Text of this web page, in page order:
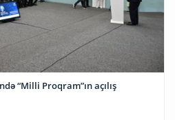
“Milli Proqram”ın açılış